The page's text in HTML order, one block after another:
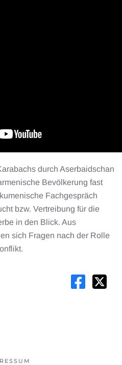
durch Aserbaidschan
Bevölkerung fast
Fachgespräch
bzw. Vertreibung für die
in den Blick. Aus
sich Fragen nach der Rolle